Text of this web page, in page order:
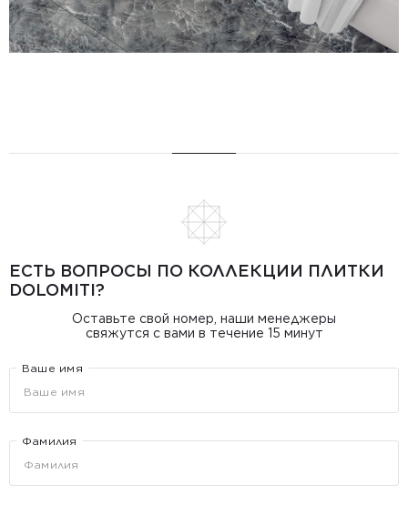
ЕСТЬ ВОПРОСЫ ПО КОЛЛЕКЦИИ ПЛИТКИ
DOLOMITI?
Оставьте свой номер, наши менеджеры
свяжутся с вами в течение 15 минут
Ваше имя
Фамилия